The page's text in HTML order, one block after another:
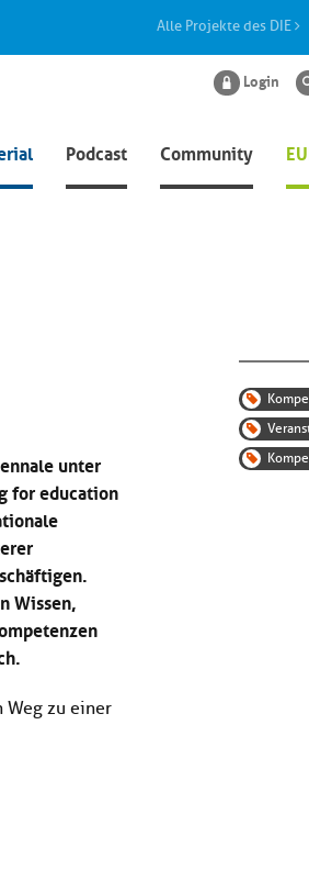
Alle Projekte des DIE
Podcast Community
Login
unter
for education
Wissen,
Weg zu einer